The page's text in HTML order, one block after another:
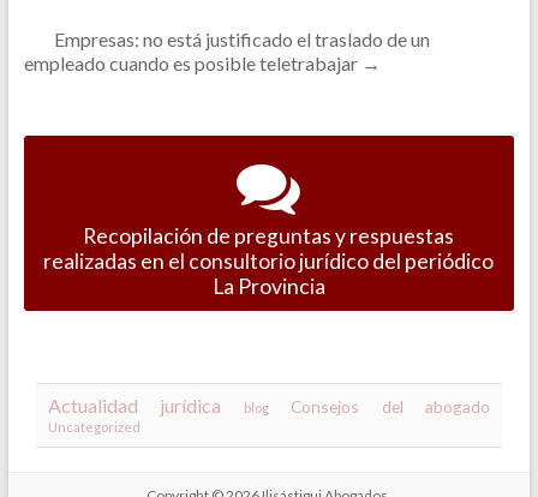
Empresas: no está justificado el traslado de un
empleado cuando es posible teletrabajar →
Recopilación de preguntas y respuestas
realizadas en el consultorio jurídico del periódico
La Provincia
Actualidad jurídica blog Consejos del abogado
Uncategorized